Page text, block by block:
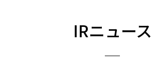
IRニュース